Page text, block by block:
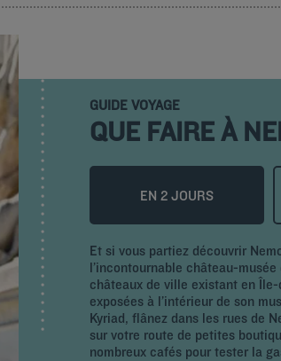
GUIDE VOYAGE
QUE FAIRE À
EN 2 JOURS
Et si vous partiez découvrir
l’incontournable château-
châteaux de ville existant en
exposées à l’intérieur de son
Kyriad, flânez dans les rues de
sur votre route de petites
nombreux cafés pour tester la